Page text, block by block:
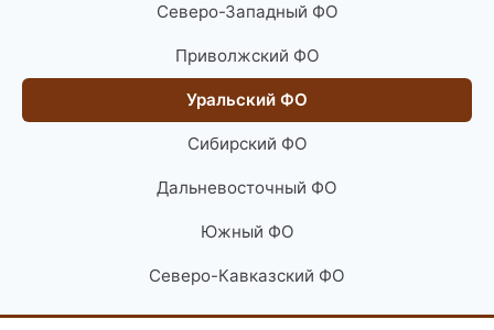
Северо-Западный ФО
Приволжский ФО
Уральский ФО
Сибирский ФО
Дальневосточный ФО
Южный ФО
Северо-Кавказский ФО